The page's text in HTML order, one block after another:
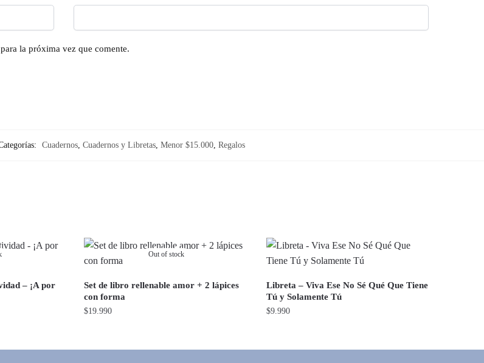
la próxima vez que comente.
Cuadernos, Cuadernos y Libretas, Menor $15.000, Regalos
– ¡A por
Out of stock
Set de libro rellenable amor + 2 lápices
con forma
$19.990
Libreta – Viva Ese No Sé Qué Que Tiene
Tú y Solamente Tú
$9.990